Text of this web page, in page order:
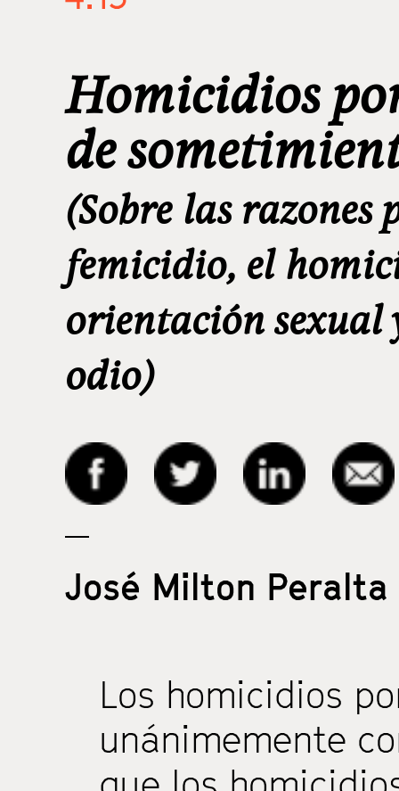
Homicidios
de
(Sobre las
femicidio, el
orientación sexual
odio)
José Milton Peralta
Los homicidios
unánimemente